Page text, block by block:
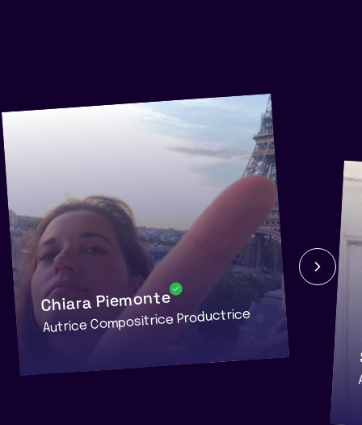
Chiara Piemonte
Autrice Compositrice Productrice